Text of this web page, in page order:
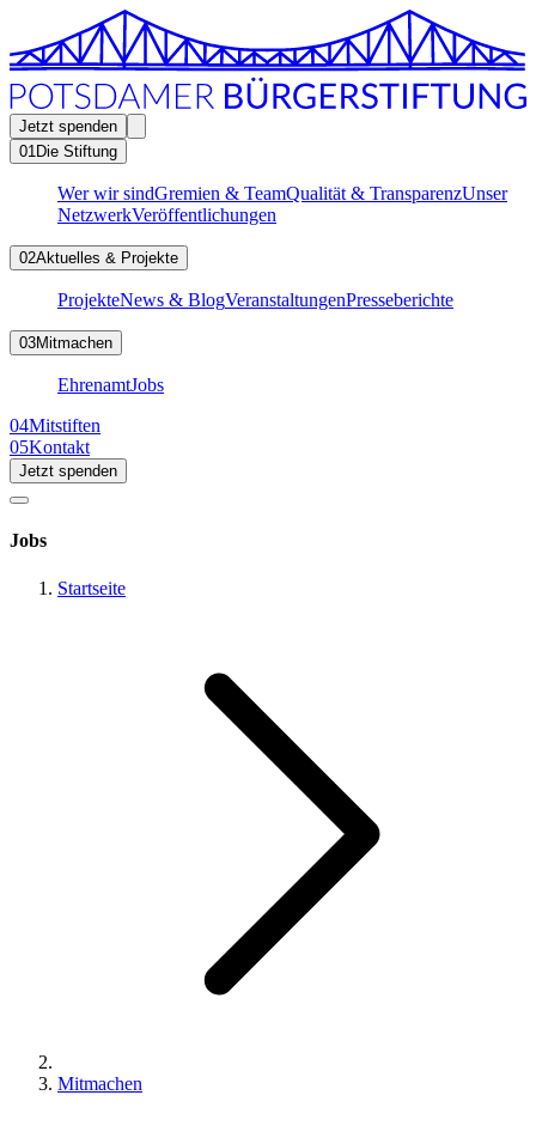
Jetzt spenden
01Die Stiftung
Wer wir sindGremien & TeamQualität & TransparenzUnser
NetzwerkVeröffentlichungen
02Aktuelles & Projekte
ProjekteNews & BlogVeranstaltungenPresseberichte
03Mitmachen
EhrenamtJobs
04Mitstiften
05Kontakt
Jetzt spenden
Jobs
Startseite
Mitmachen